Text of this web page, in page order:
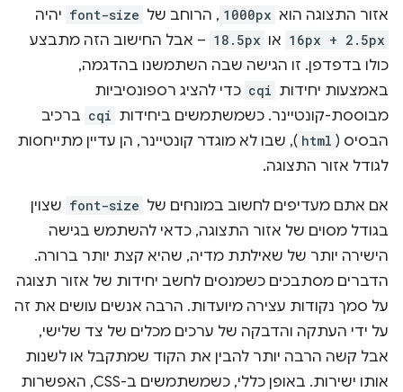
אזור התצוגה הוא 1000px , הרוחב של font-size יהיה
16px + 2.5px או 18.5px – אבל החישוב הזה מתבצע
כולו בדפדפן. זו הגישה שבה השתמשנו בהדגמה,
באמצעות יחידות cqi כדי להציג רספונסיביות
מבוססת-קונטיינר. כשמשתמשים ביחידות cqi ברכיב
הבסיס ( html ), שבו לא מוגדר קונטיינר, הן עדיין מתייחסות
לגודל אזור התצוגה.
אם אתם מעדיפים לחשוב במונחים של font-size שצוין
בגודל מסוים של אזור התצוגה, כדאי להשתמש בגישה
הישירה יותר של שאילתת מדיה, שהיא קצת יותר ברורה.
הדברים מסתבכים כשמנסים לחשב יחידות של אזור תצוגה
על סמך נקודות עצירה מיועדות. הרבה אנשים עושים את זה
על ידי העתקה והדבקה של ערכים מכלים של צד שלישי,
אבל קשה הרבה יותר להבין את הקוד שמתקבל או לשנות
אותו ישירות. באופן כללי, כשמשתמשים ב-CSS, האפשרות